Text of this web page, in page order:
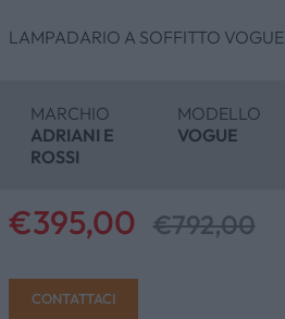
LAMPADARIO A SOFFITTO VOGUE
MARCHIO
ADRIANI E
ROSSI
MODELLO
VOGUE
€395,00 €792,00
CONTATTACI